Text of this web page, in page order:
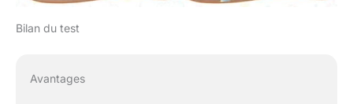
Bilan du test
Avantages